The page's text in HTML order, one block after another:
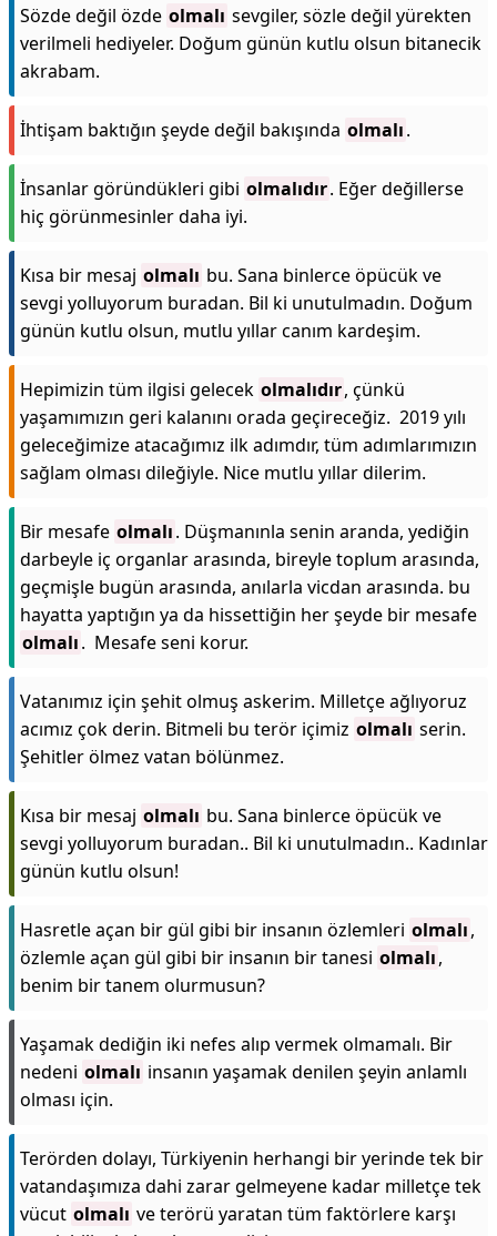
Sözde değil özde olmalı sevgiler, sözle değil yürekten
verilmeli hediyeler. Doğum günün kutlu olsun bitanecik
akrabam.
İhtişam baktığın şeyde değil bakışında olmalı.
İnsanlar göründükleri gibi olmalıdır. Eğer değillerse
hiç görünmesinler daha iyi.
Kısa bir mesaj olmalı bu. Sana binlerce öpücük ve
sevgi yolluyorum buradan. Bil ki unutulmadın. Doğum
günün kutlu olsun, mutlu yıllar canım kardeşim.
Hepimizin tüm ilgisi gelecek olmalıdır, çünkü
yaşamımızın geri kalanını orada geçireceğiz. 2019 yılı
geleceğimize atacağımız ilk adımdır, tüm adımlarımızın
sağlam olması dileğiyle. Nice mutlu yıllar dilerim.
Bir mesafe olmalı. Düşmanınla senin aranda, yediğin
darbeyle iç organlar arasında, bireyle toplum arasında,
geçmişle bugün arasında, anılarla vicdan arasında. bu
hayatta yaptığın ya da hissettiğin her şeyde bir mesafe
olmalı. Mesafe seni korur.
Vatanımız için şehit olmuş askerim. Milletçe ağlıyoruz
acımız çok derin. Bitmeli bu terör içimiz olmalı serin.
Şehitler ölmez vatan bölünmez.
Kısa bir mesaj olmalı bu. Sana binlerce öpücük ve
sevgi yolluyorum buradan.. Bil ki unutulmadın.. Kadınlar
günün kutlu olsun!
Hasretle açan bir gül gibi bir insanın özlemleri olmalı,
özlemle açan gül gibi bir insanın bir tanesi olmalı,
benim bir tanem olurmusun?
Yaşamak dediğin iki nefes alıp vermek olmamalı. Bir
nedeni olmalı insanın yaşamak denilen şeyin anlamlı
olması için.
Terörden dolayı, Türkiyenin herhangi bir yerinde tek bir
vatandaşımıza dahi zarar gelmeyene kadar milletçe tek
vücut olmalı ve terörü yaratan tüm faktörlere karşı